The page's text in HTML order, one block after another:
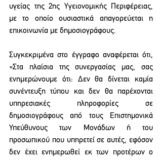
υγείας της 2ης Υγειονομικής Περιφέρειας,
με το οποίο ουσιαστικά απαγορεύεται η
επικοινωνία με δημοσιογράφους.
Συγκεκριμένα στο έγγραφο αναφέρεται ότι,
«Στα πλαίσια της συνεργασίας μας, σας
ενημερώνουμε ότι: Δεν θα δίνεται καμία
συνέντευξη τύπου και δεν θα παρέχονται
υπηρεσιακές πληροφορίες σε
δημοσιογράφους από τους Επιστημονικά
Υπεύθυνους των Μονάδων ή του
προσωπικού που υπηρετεί σε αυτές, εφόσον
δεν έχει ενημερωθεί εκ των προτέρων ο